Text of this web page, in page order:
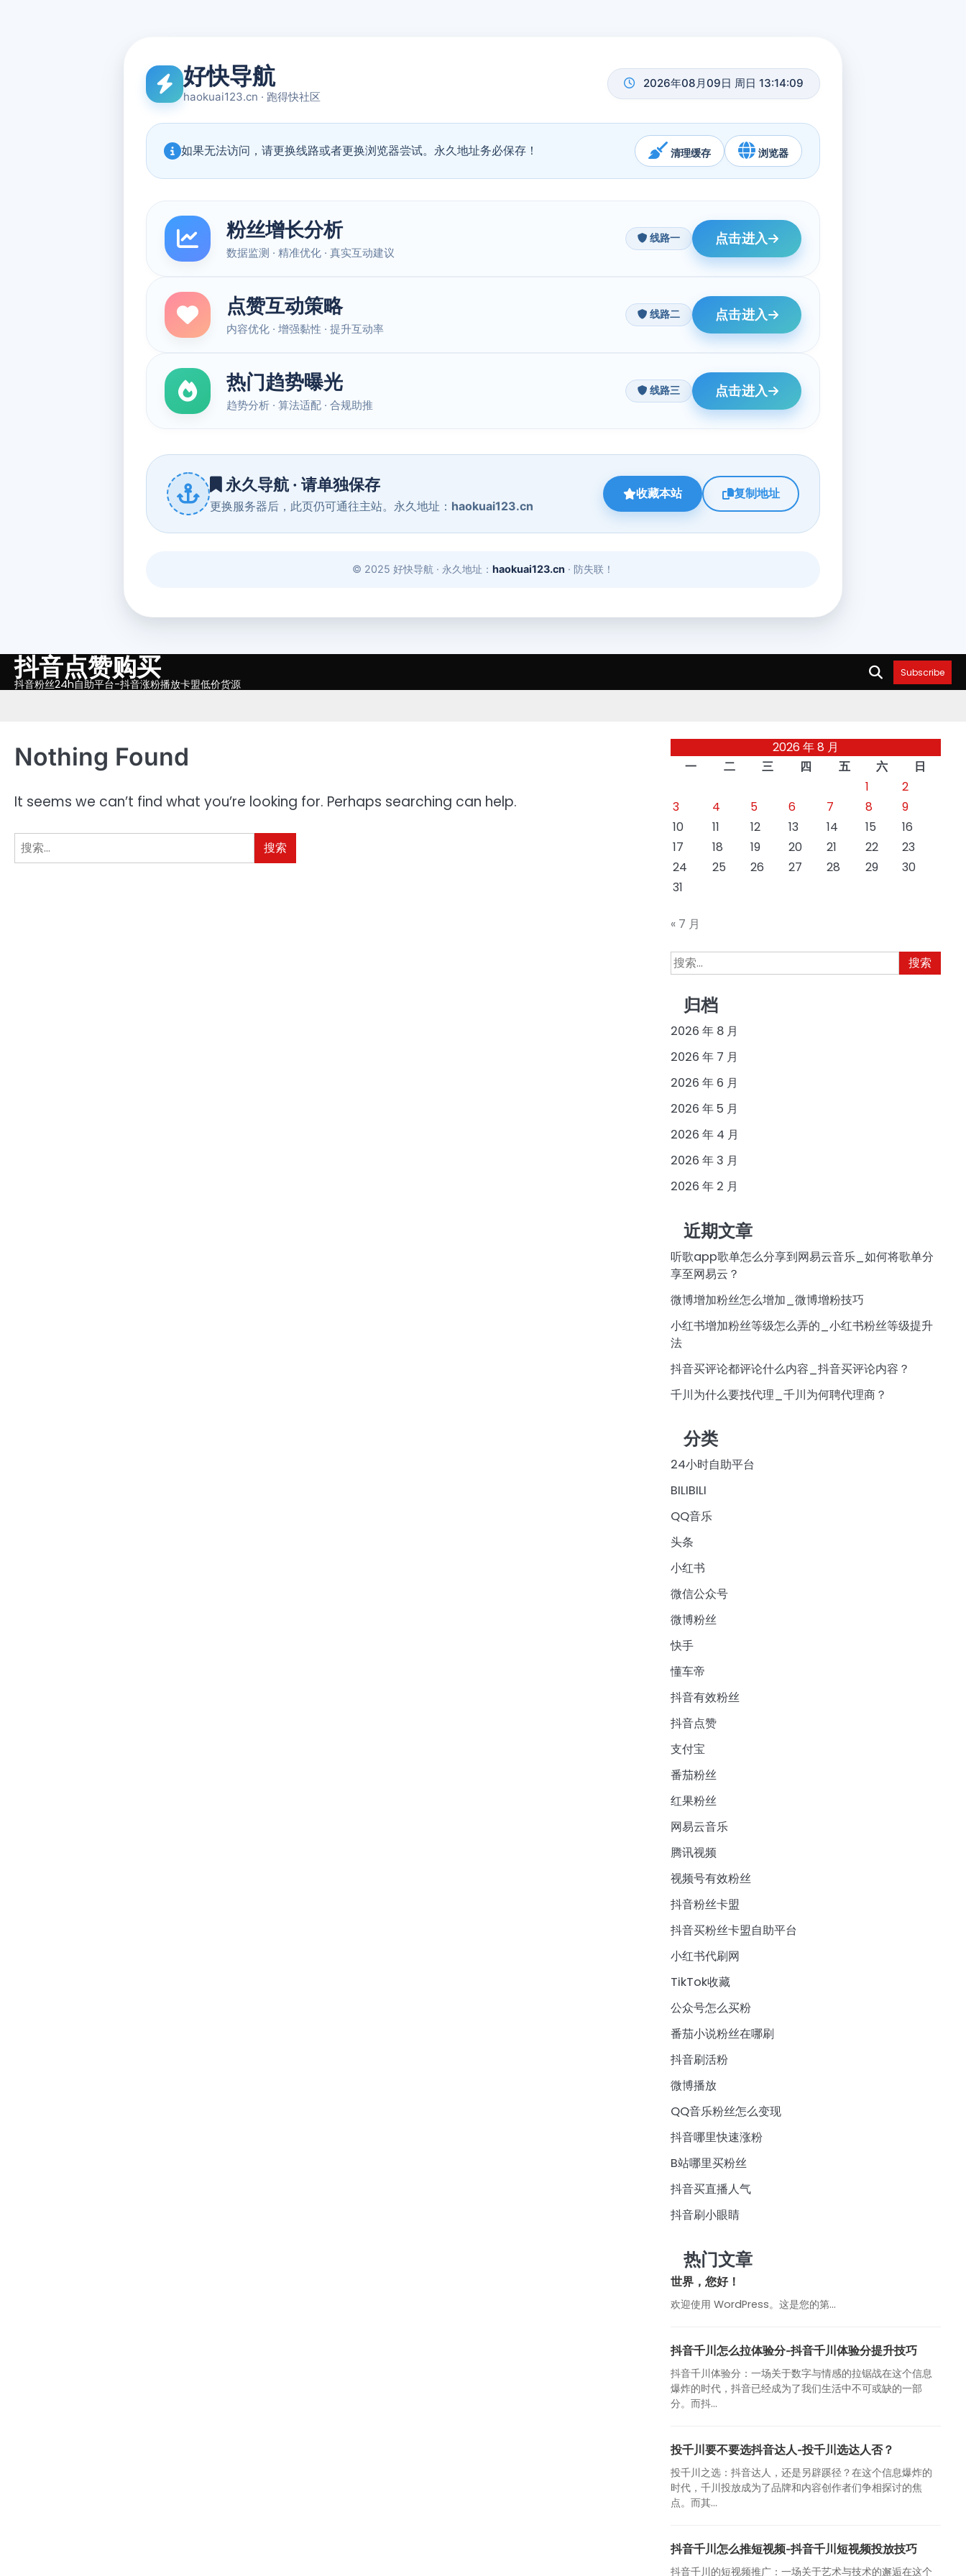
Skip抖音点赞购买
抖音粉丝24h自助平台-抖音涨粉播放卡盟低价货源
Subscribe
Nothing Found
It seems we can’t find what you’re looking for. Perhaps searching can help.
搜
索：
2026 年 8 月
一
二 三 四 五 六
日
1
2
3
4 5 6 7 8
9
10
11 12 13 14 15
16
17
18 19 20 21 22
23
24
25 26 27 28 29
30
31
« 7 月
搜
索：
归档
2026 年 8 月
2026 年 7 月
2026 年 6 月
2026 年 5 月
2026 年 4 月
2026 年 3 月
2026 年 2 月
近期文章
听歌app歌单怎么分享到网易云音乐_如何将歌单分
享至网易云？
微博增加粉丝怎么增加_微博增粉技巧
小红书增加粉丝等级怎么弄的_小红书粉丝等级提升
法
抖音买评论都评论什么内容_抖音买评论内容？
千川为什么要找代理_千川为何聘代理商？
分类
24小时自助平台
BILIBILI
QQ音乐
头条
小红书
微信公众号
微博粉丝
快手
懂车帝
抖音有效粉丝
抖音点赞
支付宝
番茄粉丝
红果粉丝
网易云音乐
腾讯视频
视频号有效粉丝
抖音粉丝卡盟
抖音买粉丝卡盟自助平台
小红书代刷网
TikTok收藏
公众号怎么买粉
番茄小说粉丝在哪刷
抖音刷活粉
微博播放
QQ音乐粉丝怎么变现
抖音哪里快速涨粉
B站哪里买粉丝
抖音买直播人气
抖音刷小眼睛
热门文章
世界，您好！
欢迎使用 WordPress。这是您的第…
抖音千川怎么拉体验分-抖音千川体验分提升技巧
抖音千川体验分：一场关于数字与情感的拉锯战在这个信息
爆炸的时代，抖音已经成为了我们生活中不可或缺的一部
分。而抖...
投千川要不要选抖音达人-投千川选达人否？
投千川之选：抖音达人，还是另辟蹊径？在这个信息爆炸的
时代，千川投放成为了品牌和内容创作者们争相探讨的焦
点。而其...
抖音千川怎么推短视频-抖音千川短视频投放技巧
抖音千川的短视频推广：一场关于艺术与技术的邂逅在这个